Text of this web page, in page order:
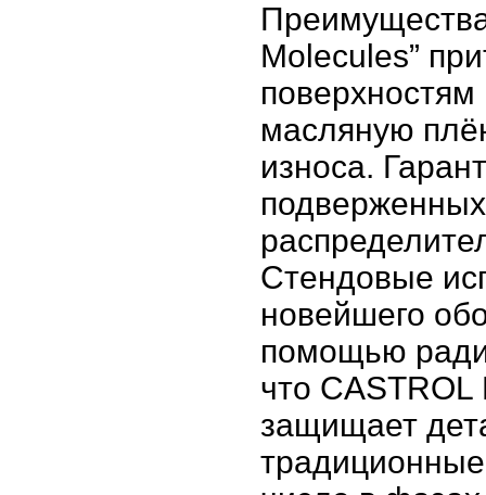
Molecules”
масляную
износа.
подверженных
Стендовые
новейшего
помощью
что
защищает